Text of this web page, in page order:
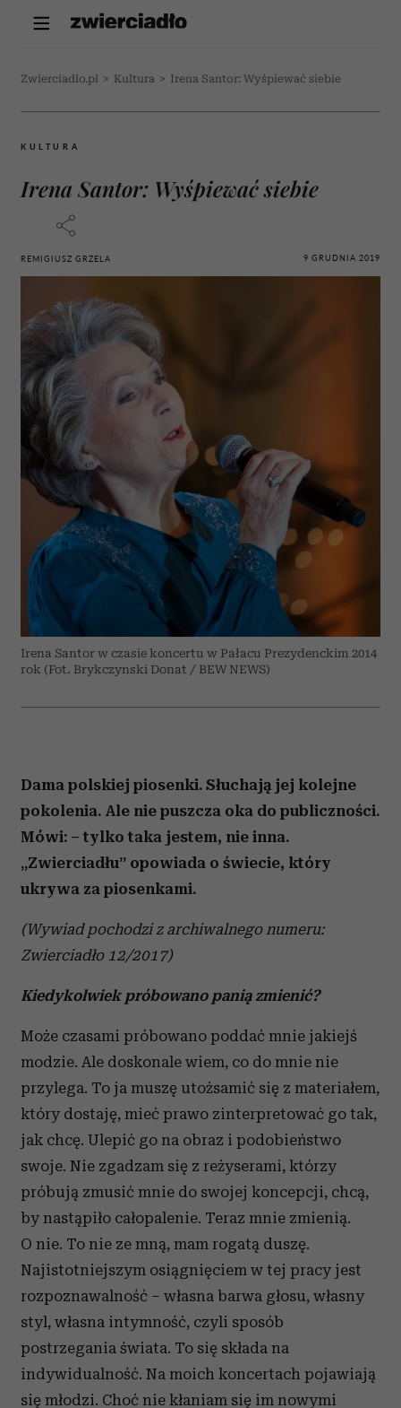
Zwierciadlo.pl > Kultura > Irena Santor: Wyśpiewać siebie
KULTURA
Irena Santor: Wyśpiewać siebie
REMIGIUSZ GRZELA 9 GRUDNIA 2019
Irena Santor w czasie koncertu w Pałacu Prezydenckim 2014
rok (Fot. Brykczynski Donat / BEW NEWS)
Dama polskiej piosenki. Słuchają jej kolejne
pokolenia. Ale nie puszcza oka do publiczności.
Mówi: – tylko taka jestem, nie inna.
„Zwierciadłu” opowiada o świecie, który
ukrywa za piosenkami.
(Wywiad pochodzi z archiwalnego numeru:
Zwierciadło 12/2017)
Kiedykolwiek próbowano panią zmienić?
Może czasami próbowano poddać mnie jakiejś
modzie. Ale doskonale wiem, co do mnie nie
przylega. To ja muszę utożsamić się z materiałem,
który dostaję, mieć prawo zinterpretować go tak,
jak chcę. Ulepić go na obraz i podobieństwo
swoje. Nie zgadzam się z reżyserami, którzy
próbują zmusić mnie do swojej koncepcji, chcą,
by nastąpiło całopalenie. Teraz mnie zmienią.
O nie. To nie ze mną, mam rogatą duszę.
Najistotniejszym osiągnięciem w tej pracy jest
rozpoznawalność – własna barwa głosu, własny
styl, własna intymność, czyli sposób
postrzegania świata. To się składa na
indywidualność. Na moich koncertach pojawiają
się młodzi. Choć nie kłaniam się im nowymi